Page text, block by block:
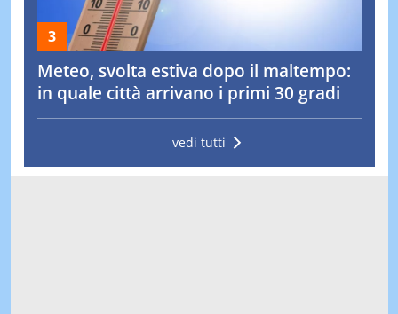
Meteo, svolta estiva dopo il maltempo:
in quale città arrivano i primi 30 gradi
vedi tutti